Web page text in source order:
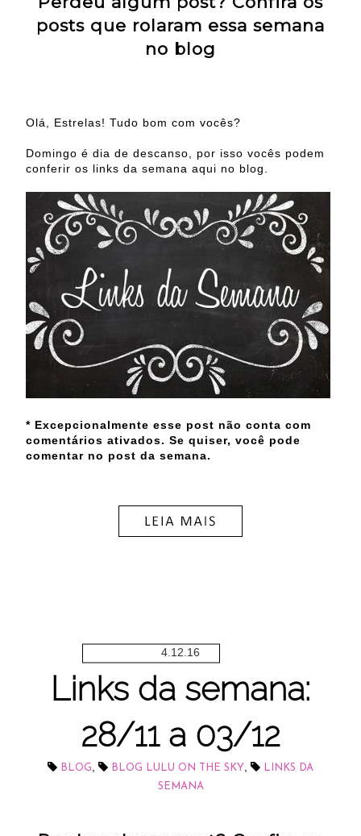
posts que rolaram essa semana
no blog
Olá, Estrelas! Tudo bom com vocês?
Domingo é dia de descanso, por isso vocês podem
conferir os links da semana aqui no blog.
* Excepcionalmente esse post não conta com
comentários ativados. Se quiser, você pode
comentar no post da semana.
4.12.16
Links da semana:
28/11 a 03/12
BLOG BLOG LULU ON THE SKY
LINKS DA
SEMANA